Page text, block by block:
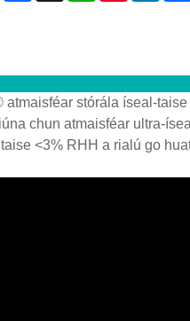
stórála íseal-
chun atmaisféar ultra-
<3% RHH a rialú go